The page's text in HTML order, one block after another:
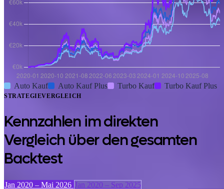
Auto Kauf Auto Kauf Plus Turbo Kauf Turbo Kauf Plus
STRATEGIEVERGLEICH
Kennzahlen im direkten
Vergleich über den gesamten
Backtest
Jan 2020 – Mai 2026 Jan 2020 – Sep 2025